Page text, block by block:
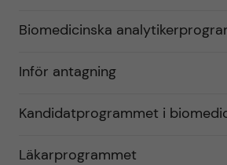
Biomedicinska
Inför antagning
Kandidatprogrammet i
Läkarprogrammet